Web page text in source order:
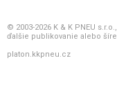
© 2003-2026 K & K PNEU
ďalšie publikovanie alebo
platon.kkpneu.cz